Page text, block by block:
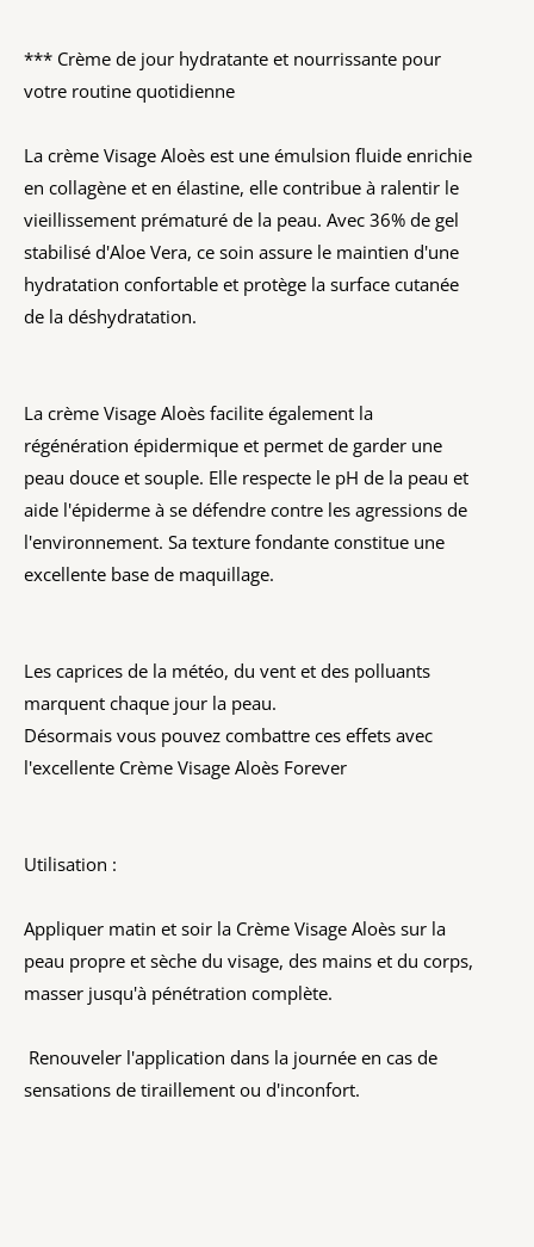
*** Crème de jour hydratante et nourrissante pour
votre routine quotidienne
La crème Visage Aloès est une émulsion fluide enrichie
en collagène et en élastine, elle contribue à ralentir le
vieillissement prématuré de la peau. Avec 36% de gel
stabilisé d'Aloe Vera, ce soin assure le maintien d'une
hydratation confortable et protège la surface cutanée
de la déshydratation.
La crème Visage Aloès facilite également la
régénération épidermique et permet de garder une
peau douce et souple. Elle respecte le pH de la peau et
aide l'épiderme à se défendre contre les agressions de
l'environnement. Sa texture fondante constitue une
excellente base de maquillage.
Les caprices de la météo, du vent et des polluants
marquent chaque jour la peau.
Désormais vous pouvez combattre ces effets avec
l'excellente Crème Visage Aloès Forever
Utilisation :
Appliquer matin et soir la Crème Visage Aloès sur la
peau propre et sèche du visage, des mains et du corps,
masser jusqu'à pénétration complète.
Renouveler l'application dans la journée en cas de
sensations de tiraillement ou d'inconfort.